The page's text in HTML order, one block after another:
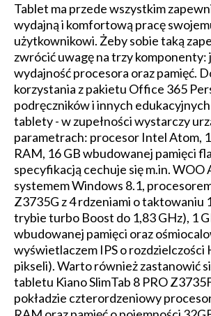
Tablet ma przede wszystkim
wydajną i komfortową pracę
użytkownikowi. Żeby sobie taką
zwrócić uwagę na trzy komponenty:
wydajność procesora oraz pamięć.
korzystania z pakietu Office 365
podręczników i innych
tablety - w zupełności wystarczy
parametrach: procesor Intel Atom,
RAM, 16 GB wbudowanej pamięci
specyfikacją cechuje się m.in. WOO
systemem Windows 8.1,
Z3735G z 4 rdzeniami o taktowaniu
trybie turbo Boost do 1,83 GHz), 1
wbudowanej pamięci oraz
wyświetlaczem IPS o rozdzielczości
pikseli). Warto również zastanowić
tabletu Kiano SlimTab 8 PRO
pokładzie czterordzeniowy